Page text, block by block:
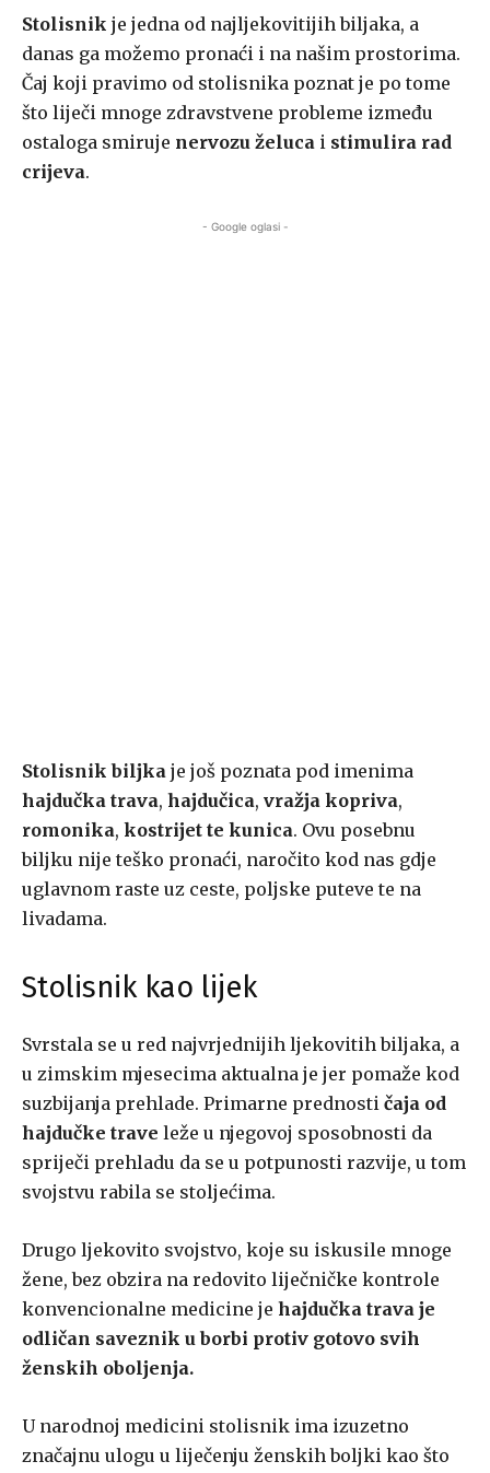
Stolisnik je jedna od najljekovitijih biljaka, a
danas ga možemo pronaći i na našim prostorima.
Čaj koji pravimo od stolisnika poznat je po tome
što liječi mnoge zdravstvene probleme između
ostaloga smiruje nervozu želuca i stimulira rad
crijeva.
- Google oglasi -
Stolisnik biljka je još poznata pod imenima
hajdučka trava, hajdučica, vražja kopriva,
romonika, kostrijet te kunica. Ovu posebnu
biljku nije teško pronaći, naročito kod nas gdje
uglavnom raste uz ceste, poljske puteve te na
livadama.
Stolisnik kao lijek
Svrstala se u red najvrjednijih ljekovitih biljaka, a
u zimskim mjesecima aktualna je jer pomaže kod
suzbijanja prehlade. Primarne prednosti čaja od
hajdučke trave leže u njegovoj sposobnosti da
spriječi prehladu da se u potpunosti razvije, u tom
svojstvu rabila se stoljećima.
Drugo ljekovito svojstvo, koje su iskusile mnoge
žene, bez obzira na redovito liječničke kontrole
konvencionalne medicine je hajdučka trava je
odličan saveznik u borbi protiv gotovo svih
ženskih oboljenja.
U narodnoj medicini stolisnik ima izuzetno
značajnu ulogu u liječenju ženskih boljki kao što